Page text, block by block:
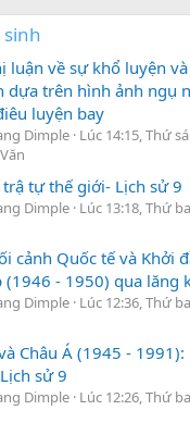
luận về sự khổ luyện
dựa trên hình ảnh ngụ
luyện bay
Dimple Lúc 14:15, Thứ
tự thế giới- Lịch sử 9
Dimple Lúc 13:18, Thứ ba
cảnh Quốc tế và Khởi
(1946 - 1950) qua lăng
Dimple Lúc 12:36, Thứ ba
Châu Á (1945 -
sử 9
Dimple Lúc 12:26, Thứ ba